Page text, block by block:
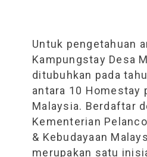
Untuk pengetahuan
Kampungstay Desa
ditubuhkan pada
antara 10 Homestay
Malaysia. Berdaftar
Kementerian
& Kebudayaan
merupakan satu